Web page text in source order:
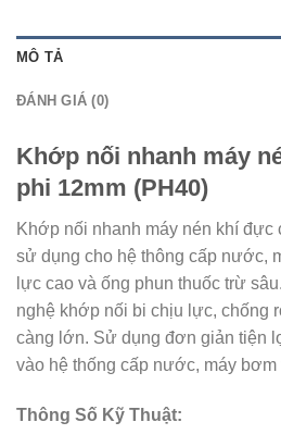
MÔ TẢ
ĐÁNH GIÁ (0)
Khớp nối nhanh máy
phi 12mm (PH40)
Khớp nối nhanh máy nén khí đực
sử dụng cho hệ thông cấp nước,
lực cao và ống phun thuốc trừ
nghệ khớp nối bi chịu lực, chống
càng lớn. Sử dụng đơn giản tiện
vào hệ thống cấp nước, máy
Thông Số Kỹ Thuật: